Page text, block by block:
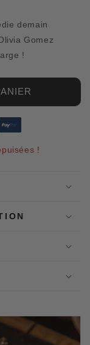
demain
Gomez
!
!